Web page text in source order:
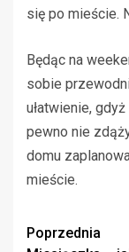
się po mieście.
Będąc na
sobie
ułatwienie,
pewno nie
domu
mieście.
Zobacz
Poprzednia